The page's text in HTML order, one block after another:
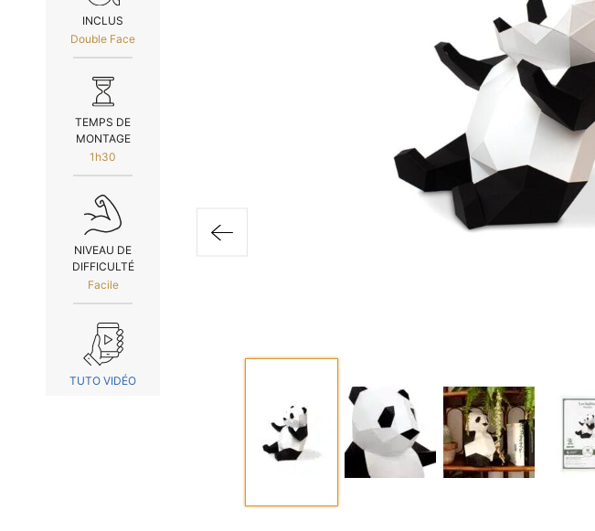
INCLUS
Double Face
TEMPS DE
MONTAGE
1h30
NIVEAU DE
DIFFICULTÉ
Facile
TUTO VIDÉO